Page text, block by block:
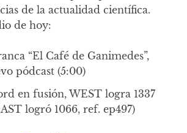
de la actualidad científica.
de hoy:
“El Café de Ganimedes”,
pódcast (5:00)
en fusión, WEST logra 1337
logró 1066, ref. ep497)